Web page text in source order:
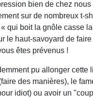
bien de chez
sur de nombreux t-
qui boit la gnôle casse
le haut-savoyard de
êtes prévenus !
pu allonger cette
des manières), le
idiot) ou avoir un